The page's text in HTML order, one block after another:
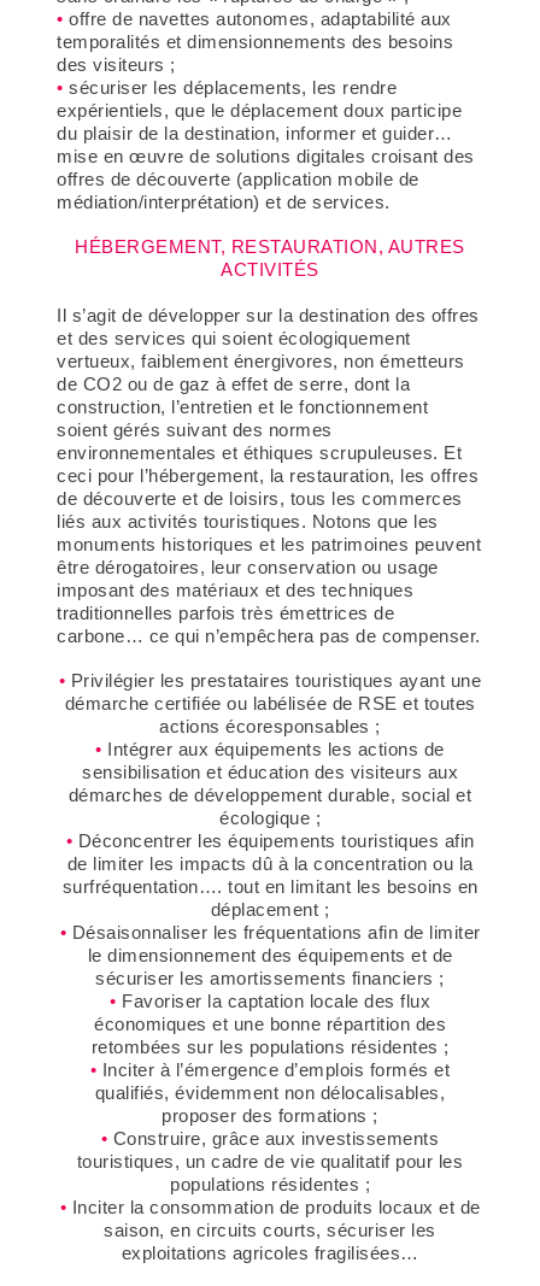
offre de navettes autonomes, adaptabilité aux
temporalités et dimensionnements des besoins
des visiteurs ;
sécuriser les déplacements, les rendre
expérientiels, que le déplacement doux participe
du plaisir de la destination, informer et guider…
mise en œuvre de solutions digitales croisant des
offres de découverte (application mobile de
médiation/interprétation) et de services.
HÉBERGEMENT, RESTAURATION, AUTRES
ACTIVITÉS
Il s’agit de développer sur la destination des offres
et des services qui soient écologiquement
vertueux, faiblement énergivores, non émetteurs
de CO2 ou de gaz à effet de serre, dont la
construction, l’entretien et le fonctionnement
soient gérés suivant des normes
environnementales et éthiques scrupuleuses. Et
ceci pour l’hébergement, la restauration, les offres
de découverte et de loisirs, tous les commerces
liés aux activités touristiques. Notons que les
monuments historiques et les patrimoines peuvent
être dérogatoires, leur conservation ou usage
imposant des matériaux et des techniques
traditionnelles parfois très émettrices de
carbone… ce qui n’empêchera pas de compenser.
Privilégier les prestataires touristiques ayant une
démarche certifiée ou labélisée de RSE et toutes
actions écoresponsables ;
Intégrer aux équipements les actions de
sensibilisation et éducation des visiteurs aux
démarches de développement durable, social et
écologique ;
Déconcentrer les équipements touristiques afin
de limiter les impacts dû à la concentration ou la
surfréquentation…. tout en limitant les besoins en
déplacement ;
Désaisonnaliser les fréquentations afin de limiter
le dimensionnement des équipements et de
sécuriser les amortissements financiers ;
Favoriser la captation locale des flux
économiques et une bonne répartition des
retombées sur les populations résidentes ;
Inciter à l’émergence d’emplois formés et
qualifiés, évidemment non délocalisables,
proposer des formations ;
Construire, grâce aux investissements
touristiques, un cadre de vie qualitatif pour les
populations résidentes ;
Inciter la consommation de produits locaux et de
saison, en circuits courts, sécuriser les
exploitations agricoles fragilisées…